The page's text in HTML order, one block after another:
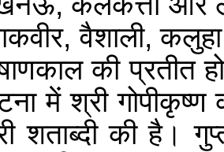
वैशाली,
की प्रतीत
में श्री
शताब्दी की है।